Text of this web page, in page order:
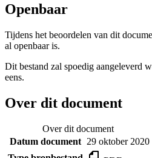
Openbaar
Tijdens het beoordelen van dit
al openbaar is.
Dit bestand zal spoedig aangeleverd
eens.
Over dit document
Over dit document
Datum document 29 oktober 2020